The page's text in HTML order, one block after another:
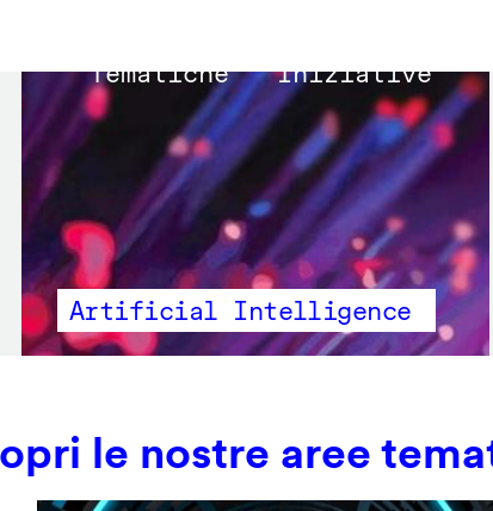
Main
navigation
Tematiche Iniziative
Artificial Intelligence
le nostre aree